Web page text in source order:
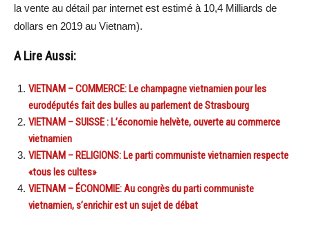
la vente au détail par internet est estimé à 10,4 Milliards de
dollars en 2019 au Vietnam).
A Lire Aussi:
VIETNAM – COMMERCE: Le champagne vietnamien pour les
eurodéputés fait des bulles au parlement de Strasbourg
VIETNAM – SUISSE : L’économie helvète, ouverte au commerce
vietnamien
VIETNAM – RELIGIONS: Le parti communiste vietnamien respecte
«tous les cultes»
VIETNAM – ÉCONOMIE: Au congrès du parti communiste
vietnamien, s’enrichir est un sujet de débat